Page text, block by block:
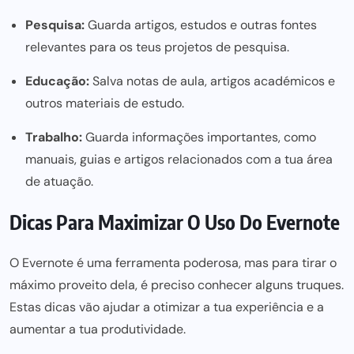
Pesquisa:Guarda artigos, estudos e outras fontes
relevantes para os teus projetos de pesquisa.
Educação:Salva notas de aula, artigos académicos e
outros materiais de estudo.
Trabalho:Guarda informações importantes, como
manuais, guias e artigos relacionados com a tua área
de atuação.
Dicas Para Maximizar O Uso Do Evernote
O Evernote é uma ferramenta poderosa, mas para tirar o
máximo proveito dela, é preciso conhecer alguns truques.
Estas dicas vão ajudar a otimizar a tua experiência e a
aumentar a tua produtividade.